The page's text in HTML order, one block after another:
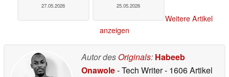
27.05.2026 25.05.2026
Weitere Artikel
anzeigen
Autor des Originals: Habeeb
Onawole- Tech Writer- 1606 Artikel